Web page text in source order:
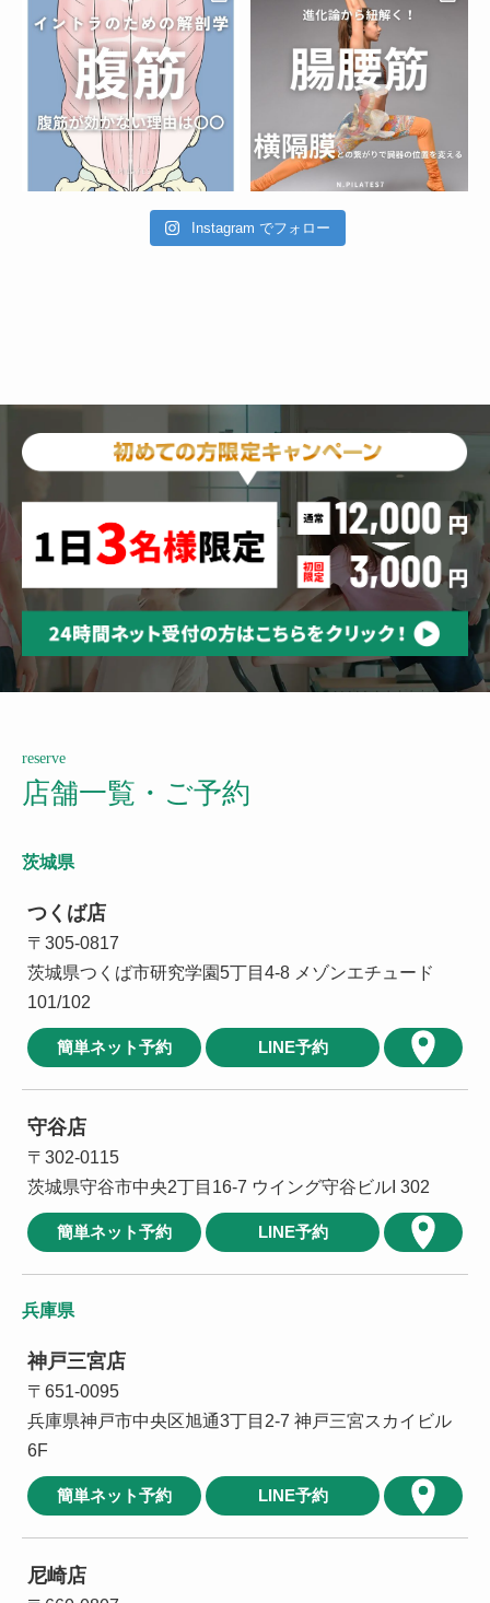
Instagram でフォロー
reserve
店舗一覧・ご予約
茨城県
つくば店
〒305-0817
茨城県つくば市研究学園5丁目4-8 メゾンエチュード
101/102
簡単ネット予約 LINE予約
守谷店
〒302-0115
茨城県守谷市中央2丁目16-7 ウイング守谷ビルI 302
簡単ネット予約 LINE予約
兵庫県
神戸三宮店
〒651-0095
兵庫県神戸市中央区旭通3丁目2-7 神戸三宮スカイビル
6F
簡単ネット予約 LINE予約
尼崎店